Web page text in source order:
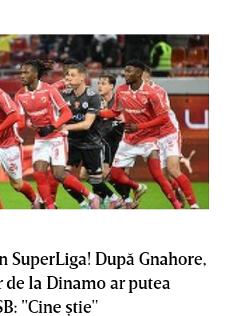
SuperLiga! După Gnahore,
la Dinamo ar putea
"Cine ştie"